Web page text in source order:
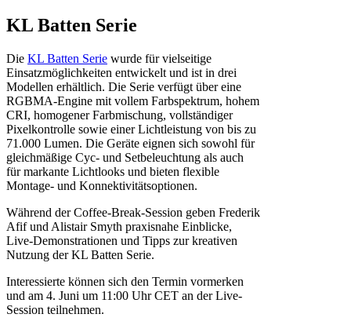
KL Batten Serie
Die KL Batten Serie wurde für vielseitige
Einsatzmöglichkeiten entwickelt und ist in drei
Modellen erhältlich. Die Serie verfügt über eine
RGBMA-Engine mit vollem Farbspektrum, hohem
CRI, homogener Farbmischung, vollständiger
Pixelkontrolle sowie einer Lichtleistung von bis zu
71.000 Lumen. Die Geräte eignen sich sowohl für
gleichmäßige Cyc- und Setbeleuchtung als auch
für markante Lichtlooks und bieten flexible
Montage- und Konnektivitätsoptionen.
Während der Coffee-Break-Session geben Frederik
Afif und Alistair Smyth praxisnahe Einblicke,
Live-Demonstrationen und Tipps zur kreativen
Nutzung der KL Batten Serie.
Interessierte können sich den Termin vormerken
und am 4. Juni um 11:00 Uhr CET an der Live-
Session teilnehmen.